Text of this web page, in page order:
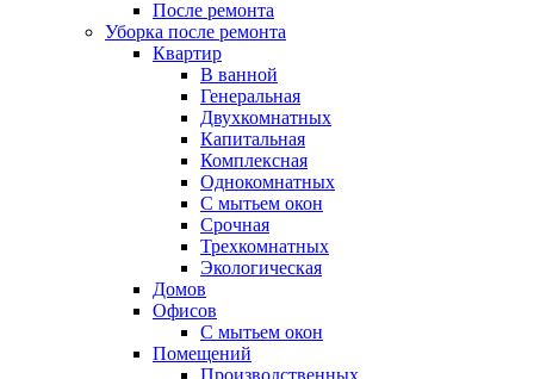
После ремонта
Уборка после ремонта
Квартир
В ванной
Генеральная
Двухкомнатных
Капитальная
Комплексная
Однокомнатных
С мытьем окон
Срочная
Трехкомнатных
Экологическая
Домов
Офисов
С мытьем окон
Помещений
Производственных